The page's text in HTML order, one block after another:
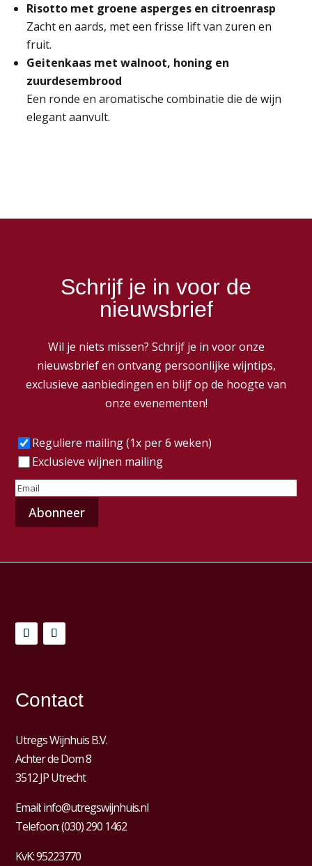
Risotto met groene asperges en citroenrasp
Zacht en aards, met een frisse lift van zuren en
fruit.
Geitenkaas met walnoot, honing en
zuurdesembrood
Een ronde en aromatische combinatie die de wijn
elegant aanvult.
Schrijf je in voor de
nieuwsbrief
Wil je niets missen? Schrijf je in voor onze
nieuwsbrief en ontvang persoonlijke wijntips,
exclusieve aanbiedingen en blijf op de hoogte van
onze evenementen!
Frequentie(Vereist)
Reguliere mailing (1x per 6 weken)
Exclusieve wijnen mailing
E-
mailadres
Contact
Utregs Wijnhuis B.V.
Achter de Dom 8
3512 JP Utrecht
Email:info@utregswijnhuis.nl
Telefoon:(030) 290 1462
KvK:95223770